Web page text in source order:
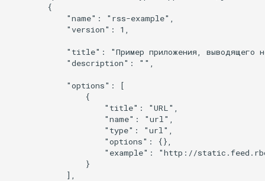
        {
            "name": "rss-example",
            "version": 1,
"title": "Пример приложения, выводящего
            "description": "",
            "options": [
                {
                    "title": "URL",
                    "name": "url",
                    "type": "url",
                    "options": {},
"example": "http://
                }
            ],